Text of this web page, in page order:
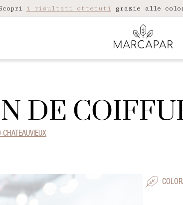
i risultati ottenutigrazie alle
DE